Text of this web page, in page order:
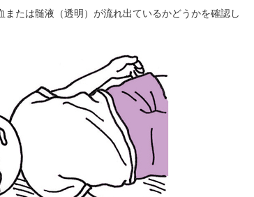
または髄液（透明）が流れ出ているかどうかを確認し